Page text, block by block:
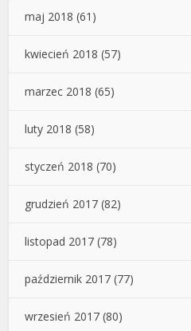
maj 2018 (61)
kwiecień 2018 (57)
marzec 2018 (65)
luty 2018 (58)
styczeń 2018 (70)
grudzień 2017 (82)
listopad 2017 (78)
październik 2017 (77)
wrzesień 2017 (80)